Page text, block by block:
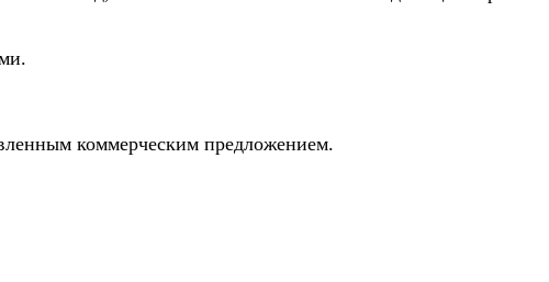
коммерческим предложением.